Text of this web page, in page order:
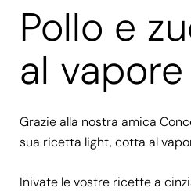
Pollo e
al vapore
Grazie alla nostra amica
sua ricetta light, cotta al
Inivate le vostre ricette a